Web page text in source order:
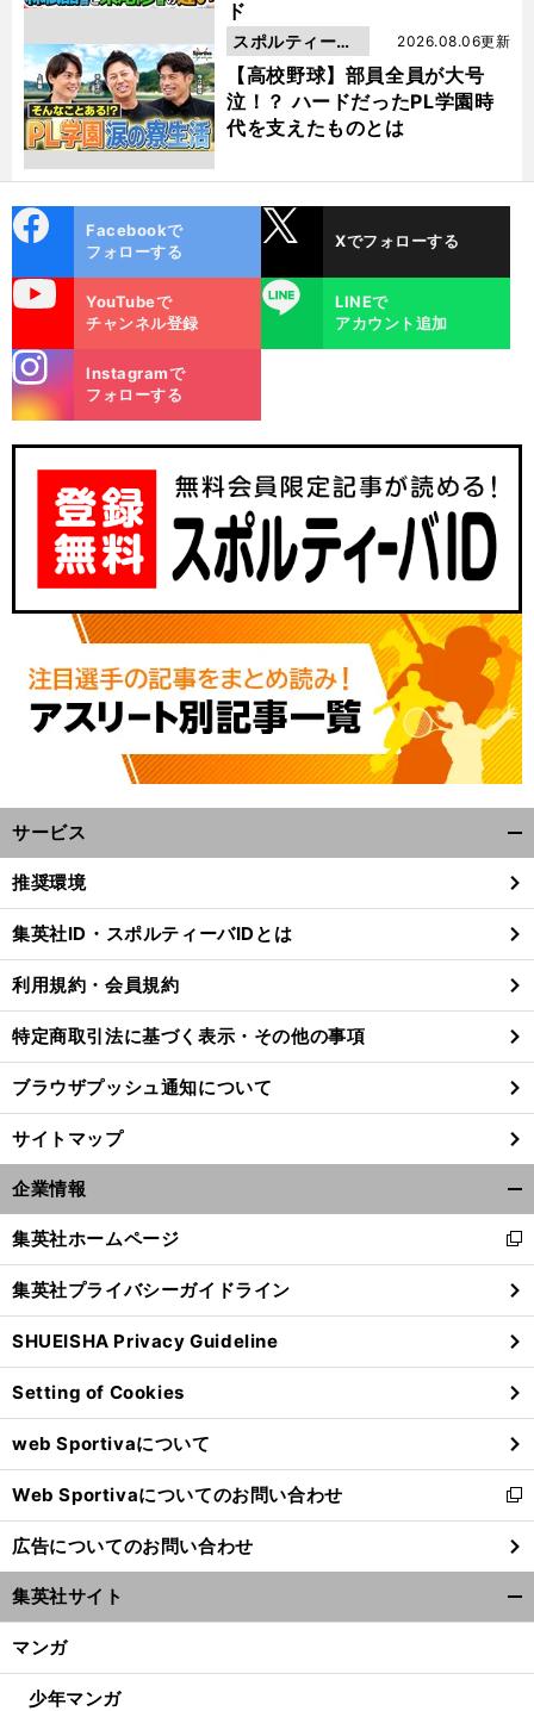
ド
【高校野球】部員全員が大号
泣！？ ハードだったPL学園時
代を支えたものとは
2026.08.06更新
スポルティーバ
動画
ok
Facebookで
フォローする
Xでフォローする
YouTubeで
チャンネル登録
LINE
LINEで
アカウント追加
m
Instagramで
フォローする
サービス
閉
る
推奨環境
集英社ID・スポルティーバIDとは
利用規約・会員規約
特定商取引法に基づく表示・その他の事項
ブラウザプッシュ通知について
サイトマップ
企業情報
閉
る
集英社ホームページ
新
し
い
ウ
ィ
ン
ド
ウ
で
開
く
集英社プライバシーガイドライン
SHUEISHA Privacy Guideline
Setting of Cookies
web Sportivaについて
Web Sportivaについてのお問い合わせ
新
し
い
ウ
ィ
ン
ウ
広告についてのお問い合わせ
集英社サイト
マンガ
少年マンガ